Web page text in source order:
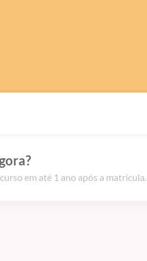
em até 1 ano após a matrícula.